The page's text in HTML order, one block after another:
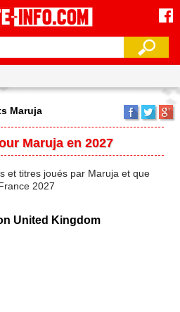
Maruja
Maruja en 2027
et titres joués par Maruja et que
2027
United Kingdom